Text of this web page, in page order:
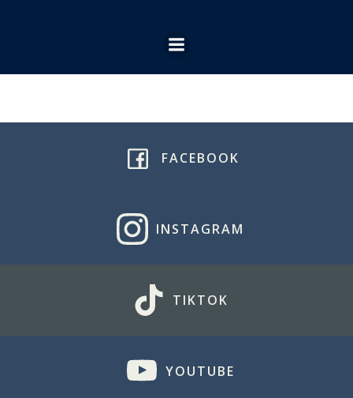
de
FACEBOOK
INSTAGRAM
TIKTOK
YOUTUBE